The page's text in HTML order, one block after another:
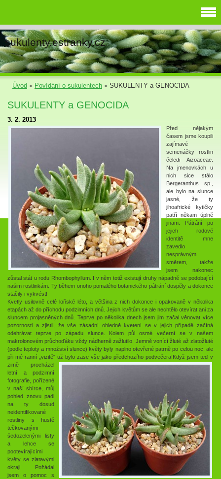
sukulenty.estranky.cz
Úvod » Povídání o sukulentech » SUKULENTY a GENOCIDA
SUKULENTY a GENOCIDA
3. 2. 2013
Před nějakým
časem jsme koupili
zajímavé
semenáčky rostlin
čeledi Aizoaceae.
Na jmenovkách u
nich sice stálo
Bergeranthus sp.,
ale bylo na slunce
jasné, že ty
jihoafrické kytičky
patří někam úplně
jinam. Pátrání po
jejich rodové
identitě mne
zavedlo
nesprávným
směrem, takže
jsem nakonec
zůstal stát u rodu Rhombophyllum. I v něm totiž existují druhy nápadně se podobající
našim rostlinkám. Ty během onoho pomalého botanického pátrání dospěly a dokonce
stačily i vykvést!
Kvetly usilovně celé loňské léto, a většina z nich dokonce i opakovaně v několika
etapách až do příchodu podzimních dnů. Jejich květům se ale nechtělo otevírat ani za
sluncem projasněných dnů. Teprve po několika dnech jsem jim začal věnovat více
pozornosti a zjistil, že vše zásadní ohledně kvetení se v jejich případě začíná
odehrávat teprve po západu slunce. Kolem půl osmé večerní se v našem
makrolonovém průchoďáku vždy nádherně zažlutilo. Jemně vonící žluté až zlatožluté
(podle teploty a množství slunce) květy byly naplno otevřené patrně po celou noc, ale
při mé ranní „vizitě“ už bylo zase vše jako předchozího podvečera!Když jsem teď v
zimě procházel
letní a podzimní
fotografie, pořízené
v naší sbírce, můj
pohled znovu padl
na ty dosud
neidentifikované
rostliny s hustě
tečkovanými
šedozelenými listy
a lehce se
pootevírajícími
květy se zlatavými
okraji. Požádal
jsem o pomoc s